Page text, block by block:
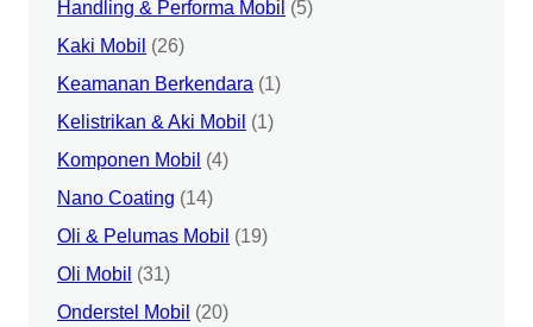
Handling & Performa Mobil (5)
Kaki Mobil (26)
Keamanan Berkendara (1)
Kelistrikan & Aki Mobil (1)
Komponen Mobil (4)
Nano Coating (14)
Oli & Pelumas Mobil (19)
Oli Mobil (31)
Onderstel Mobil (20)